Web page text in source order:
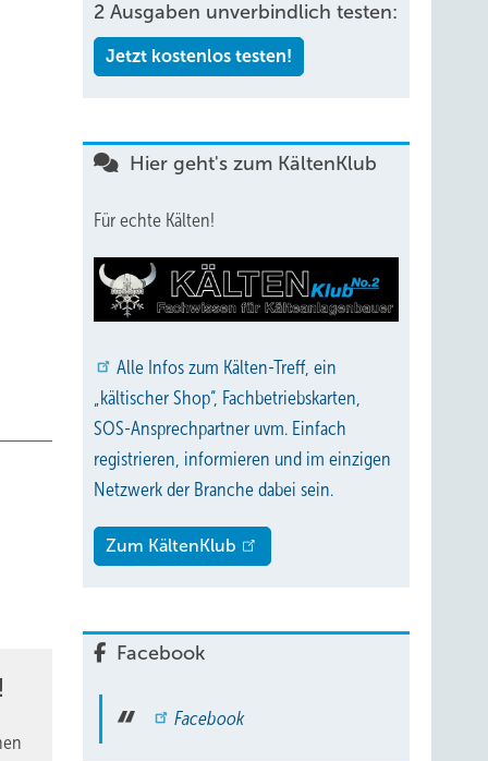
2 Ausgaben unverbindlich testen:
Jetzt kostenlos testen!
Hier geht's zum KältenKlub
Für echte Kälten!
Alle Infos zum Kälten-Treff, ein
„kältischer Shop“, Fachbetriebskarten,
SOS-Ansprechpartner uvm. Einfach
registrieren, informieren und im einzigen
Netzwerk der Branche dabei sein.
Zum KältenKlub
Facebook
Facebook